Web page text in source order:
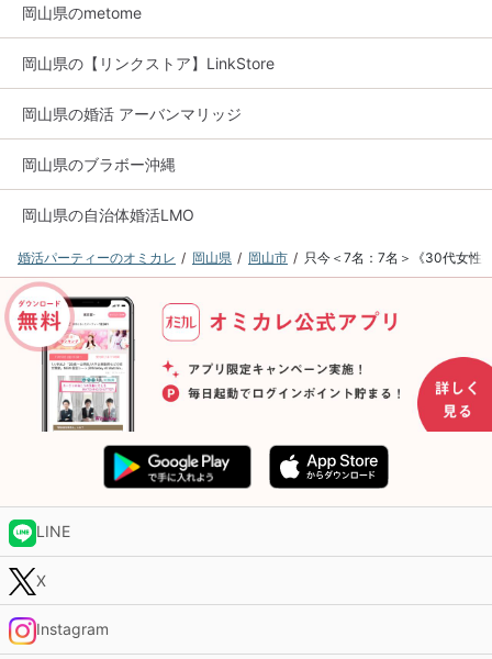
岡山県のmetome
岡山県の【リンクストア】LinkStore
岡山県の婚活 アーバンマリッジ
岡山県のブラボー沖縄
岡山県の自治体婚活LMO
婚活パーティーのオミカレ 岡山県 岡山市 只今＜7名：7名＞《30代女性
LINE
X
Instagram